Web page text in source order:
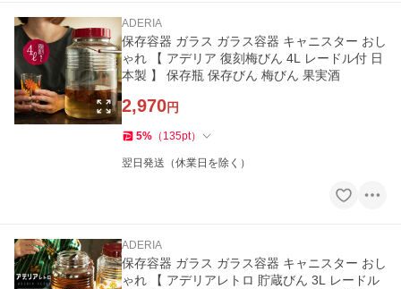
ADERIA
保存容器 ガラス ガラス容器 キャニスター おし
ゃれ 【 アデリア 復刻梅びん 4L レードル付 日
本製 】 保存瓶 保存びん 梅びん 果実酒
2,970円
5% （ 135pt）
翌日発送（休業日を除く）
ADERIA
保存容器 ガラス ガラス容器 キャニスター おし
ゃれ 【 アデリアレトロ 貯蔵びん 3L レードル